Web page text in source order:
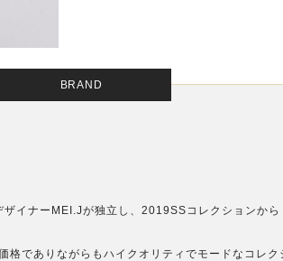
BRAND
イナーMEI.Jが独立し、2019SSコレクションから
格でありながらもハイクオリティでモードなコレク